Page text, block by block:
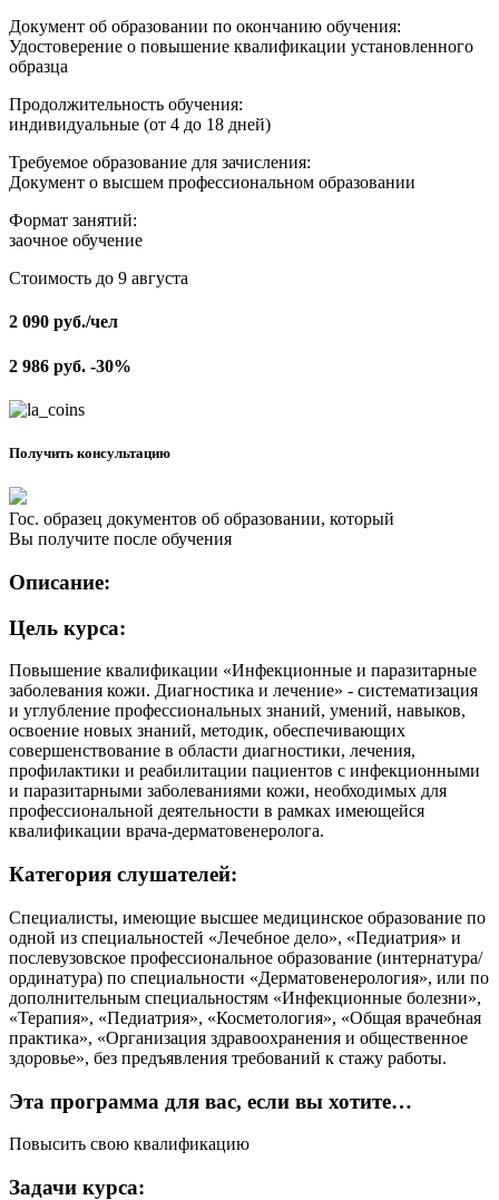
Документ об образовании по окончанию обучения:
Удостоверение о повышение квалификации установленного
образца
Продолжительность обучения:
индивидуальные (от 4 до 18 дней)
Требуемое образование для зачисления:
Документ о высшем профессиональном образовании
Формат занятий:
заочное обучение
Стоимость до 9 августа
2 090 руб./чел
2 986 руб. -30%
Получить консультацию
Гос. образец документов об образовании, который
Вы получите после обучения
Описание:
Цель курса:
Повышение квалификации «Инфекционные и паразитарные
заболевания кожи. Диагностика и лечение» - систематизация
и углубление профессиональных знаний, умений, навыков,
освоение новых знаний, методик, обеспечивающих
совершенствование в области диагностики, лечения,
профилактики и реабилитации пациентов с инфекционными
и паразитарными заболеваниями кожи, необходимых для
профессиональной деятельности в рамках имеющейся
квалификации врача-дерматовенеролога.
Категория слушателей:
Специалисты, имеющие высшее медицинское образование по
одной из специальностей «Лечебное дело», «Педиатрия» и
послевузовское профессиональное образование (интернатура/
ординатура) по специальности «Дерматовенерология», или по
дополнительным специальностям «Инфекционные болезни»,
«Терапия», «Педиатрия», «Косметология», «Общая врачебная
практика», «Организация здравоохранения и общественное
здоровье», без предъявления требований к стажу работы.
Эта программа для вас, если вы хотите…
Повысить свою квалификацию
Задачи курса: